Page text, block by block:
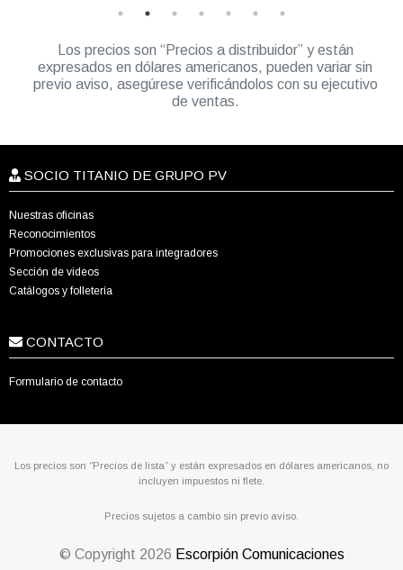
Los precios son “Precios a distribuidor” y están
expresados en dólares americanos, pueden variar sin
previo aviso, asegúrese verificándolos con su ejecutivo
de ventas.
SOCIO TITANIO DE GRUPO PV
Nuestras oficinas
Reconocimientos
Promociones exclusivas para integradores
Sección de videos
Catálogos y folletería
CONTACTO
Formulario de contacto
Los precios son “Precios de lista” y están expresados en dólares americanos, no
incluyen impuestos ni flete.
Precios sujetos a cambio sin previo aviso.
© Copyright 2026 Escorpión Comunicaciones